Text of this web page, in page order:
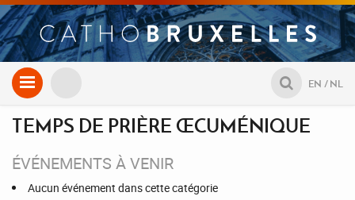
Aller
au
NL
EN
TEMPS DE PRIÈRE ŒCUMÉNIQUE
ÉVÉNEMENTS À VENIR
Aucun événement dans cette catégorie